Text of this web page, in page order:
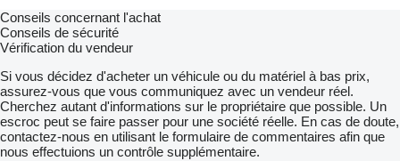
Conseils concernant l'achat
Conseils de sécurité
Vérification du vendeur
Si vous décidez d'acheter un véhicule ou du matériel à bas prix,
assurez-vous que vous communiquez avec un vendeur réel.
Cherchez autant d'informations sur le propriétaire que possible. Un
escroc peut se faire passer pour une société réelle. En cas de doute,
contactez-nous en utilisant le formulaire de commentaires afin que
nous effectuions un contrôle supplémentaire.